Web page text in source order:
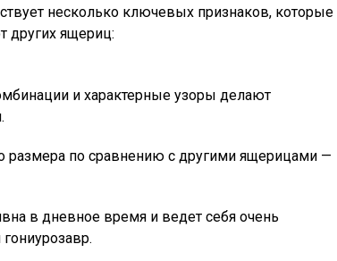
несколько ключевых признаков, которые
других ящериц:
и характерные узоры делают
размера по сравнению с другими ящерицами —
в дневное время и ведет себя очень